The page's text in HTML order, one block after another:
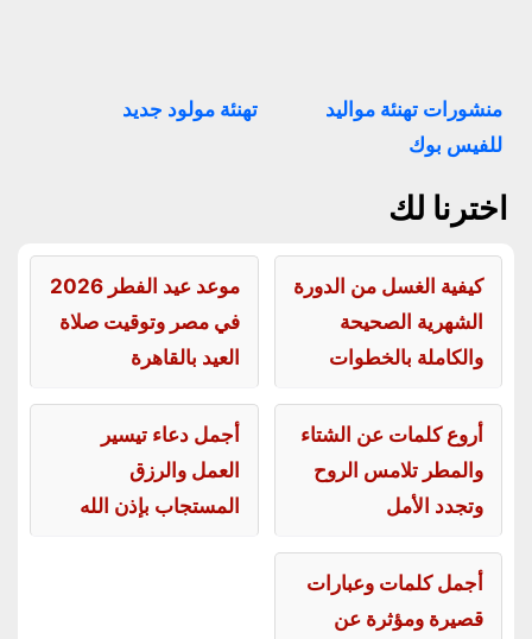
منشورات تهنئة مواليد
للفيس بوك
تهنئة مولود جديد
اخترنا لك
كيفية الغسل من الدورة
الشهرية الصحيحة
والكاملة بالخطوات
موعد عيد الفطر 2026
في مصر وتوقيت صلاة
العيد بالقاهرة
أروع كلمات عن الشتاء
والمطر تلامس الروح
وتجدد الأمل
أجمل دعاء تيسير
العمل والرزق
المستجاب بإذن الله
أجمل كلمات وعبارات
قصيرة ومؤثرة عن